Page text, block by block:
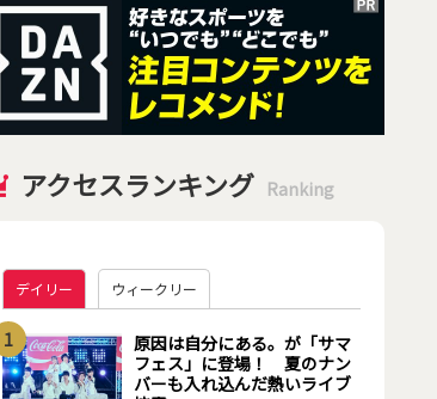
アクセスランキング Ranking
デイリー ウィークリー
1
原因は自分にある。が「サマ
フェス」に登場！ 夏のナン
バーも入れ込んだ熱いライブ